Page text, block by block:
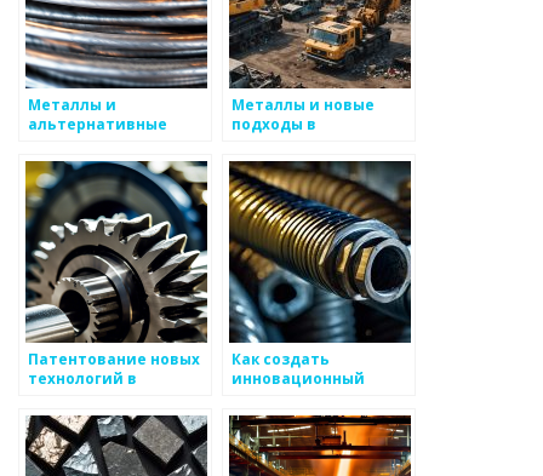
Металлы и
альтернативные
процессы
Металлы и новые
подходы в
производстве
Патентование новых
технологий в
Как создать
инновационный